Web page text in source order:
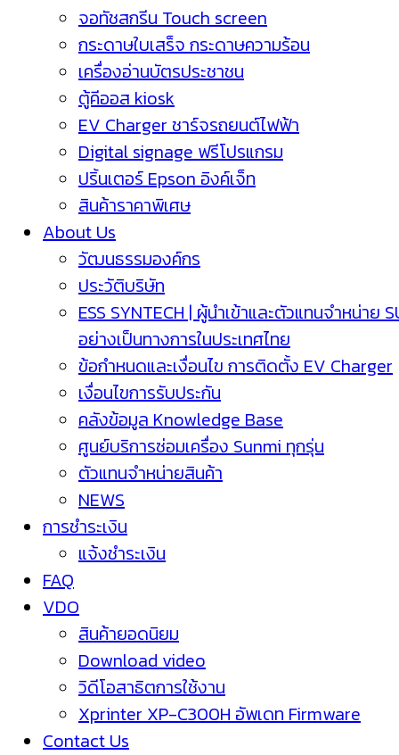
จอทัชสกรีน Touch screen
กระดาษใบเสร็จ กระดาษความร้อน
เครื่องอ่านบัตรประชาชน
ตู้คีออส kiosk
EV Charger ชาร์จรถยนต์ไฟฟ้า
Digital signage ฟรีโปรแกรม
ปริ้นเตอร์ Epson อิงค์เจ็ท
สินค้าราคาพิเศษ
About Us
วัฒนธรรมองค์กร
ประวัติบริษัท
ESS SYNTECH | ผู้นำเข้าและตัวแทนจำหน่าย
อย่างเป็นทางการในประเทศไทย
ข้อกำหนดและเงื่อนไข การติดตั้ง EV Charger
เงื่อนไขการรับประกัน
คลังข้อมูล Knowledge Base
ศูนย์บริการซ่อมเครื่อง Sunmi ทุกรุ่น
ตัวแทนจำหน่ายสินค้า
NEWS
การชำระเงิน
แจ้งชำระเงิน
FAQ
VDO
สินค้ายอดนิยม
Download video
วิดีโอสาธิตการใช้งาน
Xprinter XP-C300H อัพเดท Firmware
Contact Us